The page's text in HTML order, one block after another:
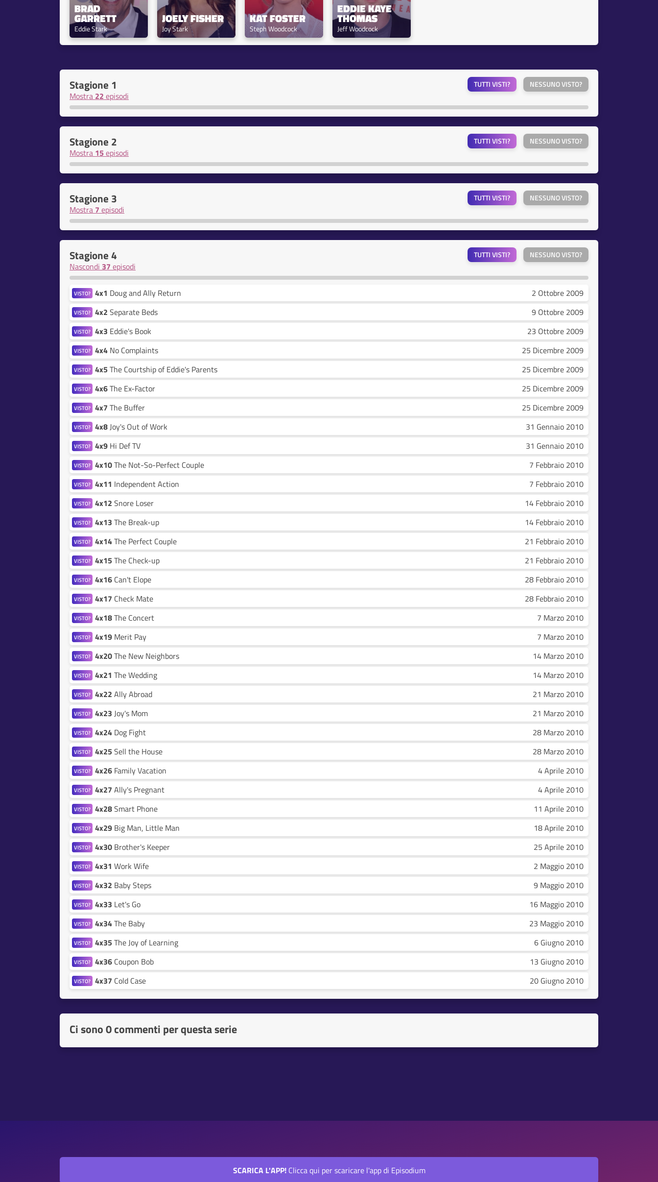
BRAD
GARRETT
Eddie Stark
JOELY FISHER
Joy Stark
KAT FOSTER
Steph Woodcock
EDDIE KAYE
THOMAS
Jeff Woodcock
Stagione 1
Mostra 22 episodi
TUTTI VISTI? NESSUNO VISTO?
Stagione 2
Mostra 15 episodi
TUTTI VISTI? NESSUNO VISTO?
Stagione 3
Mostra 7 episodi
TUTTI VISTI? NESSUNO VISTO?
Stagione 4
Nascondi 37 episodi
TUTTI VISTI? NESSUNO VISTO?
VISTO? 4x1 Doug and Ally Return 2 Ottobre 2009
VISTO? 4x2 Separate Beds 9 Ottobre 2009
VISTO? 4x3 Eddie's Book 23 Ottobre 2009
VISTO? 4x4 No Complaints 25 Dicembre 2009
VISTO? 4x5 The Courtship of Eddie's Parents 25 Dicembre 2009
VISTO? 4x6The Ex-Factor 25 Dicembre 2009
VISTO? 4x7 The Buffer 25 Dicembre 2009
VISTO? 4x8Joy's Out of Work 31 Gennaio 2010
VISTO? 4x9 Hi Def TV 31 Gennaio 2010
VISTO? 4x10The Not-So-Perfect Couple 7 Febbraio 2010
VISTO? 4x11 Independent Action 7 Febbraio 2010
VISTO? 4x12 Snore Loser 14 Febbraio 2010
VISTO? 4x13 The Break-up 14 Febbraio 2010
VISTO? 4x14The Perfect Couple 21 Febbraio 2010
VISTO? 4x15 The Check-up 21 Febbraio 2010
VISTO? 4x16 Can't Elope 28 Febbraio 2010
VISTO? 4x17 Check Mate 28 Febbraio 2010
VISTO? 4x18The Concert 7 Marzo 2010
VISTO? 4x19 Merit Pay 7 Marzo 2010
VISTO? 4x20The New Neighbors 14 Marzo 2010
VISTO? 4x21 The Wedding 14 Marzo 2010
VISTO? 4x22 Ally Abroad 21 Marzo 2010
VISTO? 4x23 Joy's Mom 21 Marzo 2010
VISTO? 4x24 Dog Fight 28 Marzo 2010
VISTO? 4x25 Sell the House 28 Marzo 2010
VISTO? 4x26 Family Vacation 4 Aprile 2010
VISTO? 4x27 Ally's Pregnant 4 Aprile 2010
VISTO? 4x28Smart Phone 11 Aprile 2010
VISTO? 4x29 Big Man, Little Man 18 Aprile 2010
VISTO? 4x30 Brother's Keeper 25 Aprile 2010
VISTO? 4x31 Work Wife 2 Maggio 2010
VISTO? 4x32 Baby Steps 9 Maggio 2010
VISTO? 4x33 Let's Go 16 Maggio 2010
VISTO? 4x34The Baby 23 Maggio 2010
VISTO? 4x35 The Joy of Learning 6 Giugno 2010
VISTO? 4x36 Coupon Bob 13 Giugno 2010
VISTO? 4x37 Cold Case 20 Giugno 2010
Ci sono0 commenti per questa serie
SCARICA L'APP!Clicca qui per scaricare l'app di Episodium